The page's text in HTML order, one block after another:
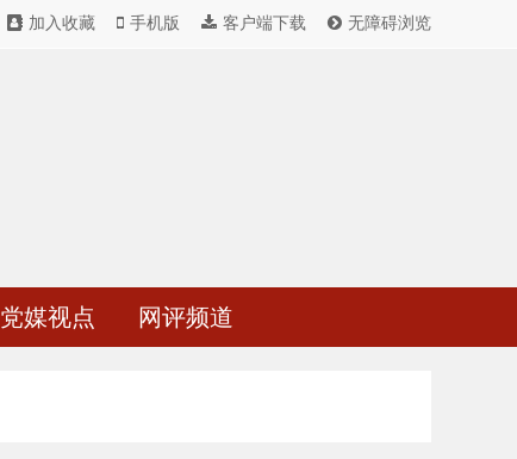
加入收藏 手机版 客户端下载 无障碍浏览
党媒视点 网评频道